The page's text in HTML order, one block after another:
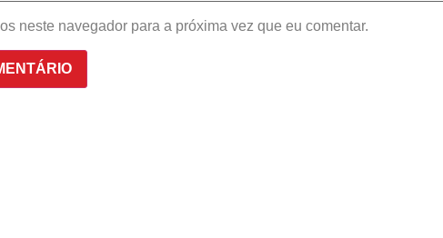
neste navegador para a próxima vez que eu comentar.